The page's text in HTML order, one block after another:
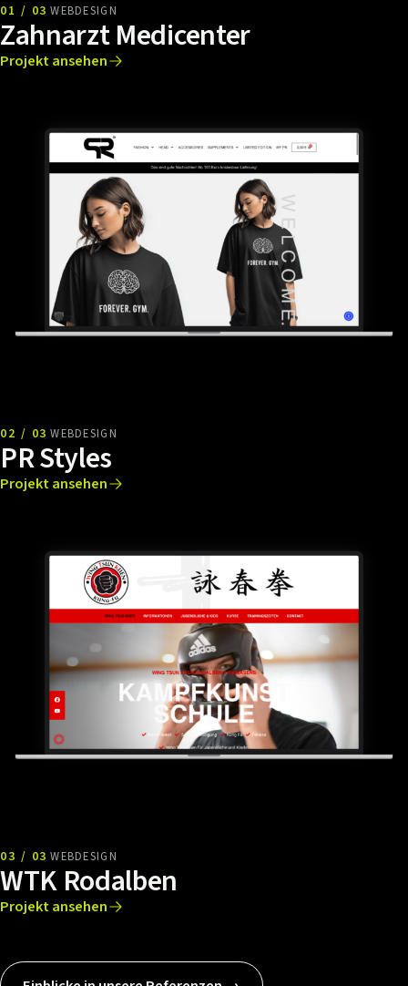
01 / 03 WEBDESIGN
Zahnarzt Medicenter
Projekt ansehen
02 / 03 WEBDESIGN
PR Styles
Projekt ansehen
03 / 03 WEBDESIGN
WTK Rodalben
Projekt ansehen